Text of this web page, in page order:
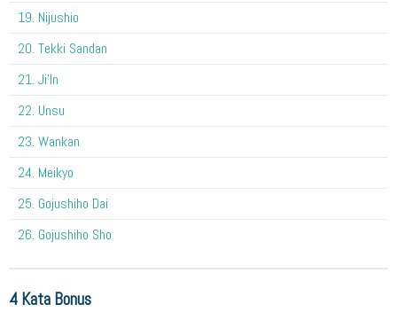
19. Nijushio
20. Tekki Sandan
21. Ji'In
22. Unsu
23. Wankan
24. Meikyo
25. Gojushiho Dai
26. Gojushiho Sho
4 Kata Bonus